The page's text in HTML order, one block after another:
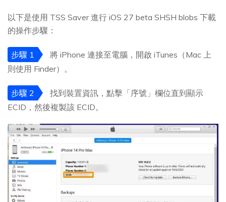
以下是使用 TSS Saver 進行 iOS 27 beta SHSH blobs 下載
的操作步驟：
步驟 1
將 iPhone 連接至電腦，開啟 iTunes（Mac 上
則使用 Finder）。
步驟 2
找到裝置資訊，點擊「序號」欄位直到顯示
ECID，然後複製該 ECID。